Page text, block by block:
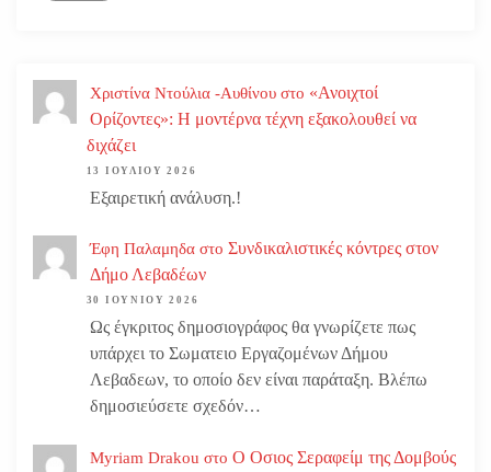
Χριστίνα Ντούλια -Αυθίνου στο «Ανοιχτοί
Ορίζοντες»: Η μοντέρνα τέχνη εξακολουθεί να
διχάζει
13 ΙΟΥΛΊΟΥ 2026
Εξαιρετική ανάλυση.!
Έφη Παλαμηδα στο Συνδικαλιστικές κόντρες στον
Δήμο Λεβαδέων
30 ΙΟΥΝΊΟΥ 2026
Ως έγκριτος δημοσιογράφος θα γνωρίζετε πως
υπάρχει το Σωματειο Εργαζομένων Δήμου
Λεβαδεων, το οποίο δεν είναι παράταξη. Βλέπω
δημοσιεύσετε σχεδόν…
Myriam Drakou στο Ο Οσιος Σεραφείμ της Δομβούς